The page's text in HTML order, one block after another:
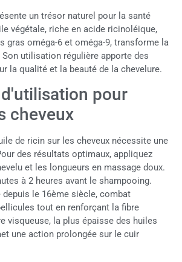
un trésor naturel pour la santé
végétale, riche en acide ricinoléique,
gras oméga-6 et oméga-9, transforme la
Son utilisation régulière apporte des
la qualité et la beauté de la chevelure.
pour
cheveux
de ricin sur les cheveux nécessite une
des résultats optimaux, appliquez
et les longueurs en massage doux.
à 2 heures avant le shampooing.
depuis le 16ème siècle, combat
tout en renforçant la fibre
visqueuse, la plus épaisse des huiles
une action prolongée sur le cuir